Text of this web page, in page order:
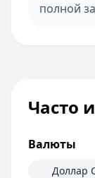
полной
Часто
Валюты
Доллар